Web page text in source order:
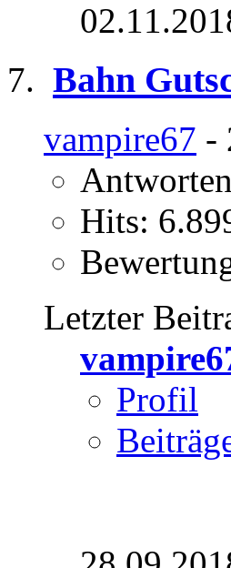
Bahn
vampire67 -
Hits:
Letzter
Profil